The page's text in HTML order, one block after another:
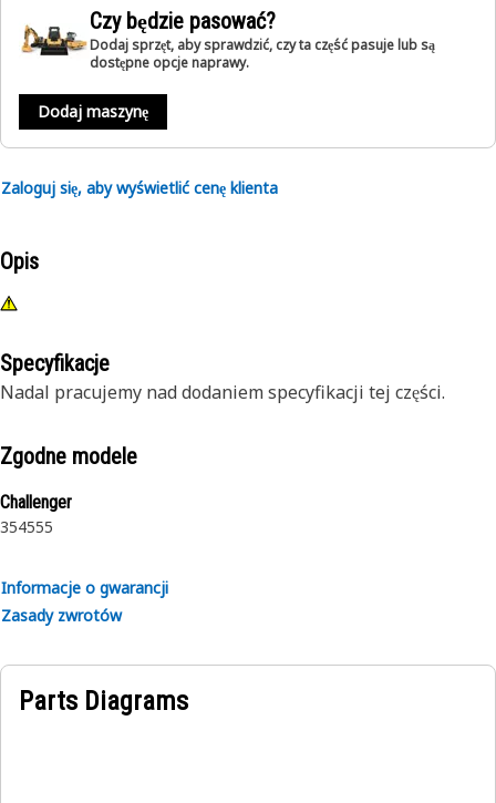
Czy będzie pasować?
Dodaj sprzęt, aby sprawdzić, czy ta część pasuje lub są
dostępne opcje naprawy.
Dodaj maszynę
Zaloguj się, aby wyświetlić cenę klienta
Opis
Specyfikacje
Nadal pracujemy nad dodaniem specyfikacji tej części.
Zgodne modele
Challenger
354555
Informacje o gwarancji
Zasady zwrotów
Parts Diagrams